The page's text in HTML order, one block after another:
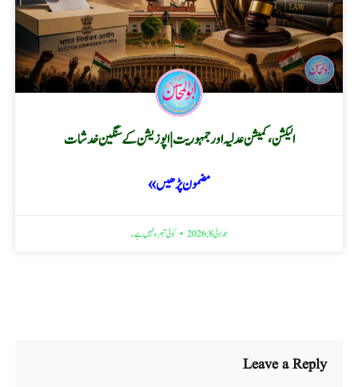
الیکشن، کمیشن عدلیہ اور جمہوریت | اپوزیشن کے سنگین خدشات
مضمون پڑھیں »
جولائی 8, 2026 کوئی تبصرہ نہیں ہے۔
Leave a Reply